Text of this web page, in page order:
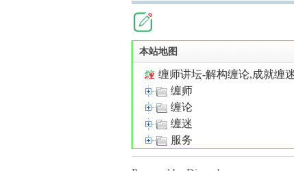
迷
本站地图
缠师讲坛-解构缠论,成就缠迷
缠师
缠论
缠迷
服务